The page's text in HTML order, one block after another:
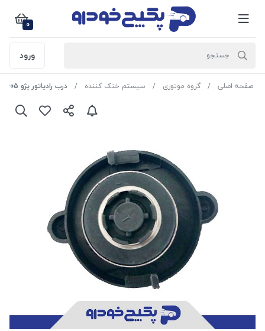
0
ورود
صفحه اصلی گروه موتوری سیستم خنک کننده درب رادیاتور پژو 405 - سمند - پارس 1700501199 ایساکو